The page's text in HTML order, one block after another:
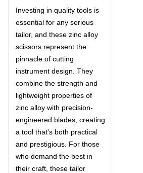
Investing in quality tools is
essential for any serious
tailor, and these zinc alloy
scissors represent the
pinnacle of cutting
instrument design. They
combine the strength and
lightweight properties of
zinc alloy with precision-
engineered blades, creating
a tool that's both practical
and prestigious. For those
who demand the best in
their craft, these tailor